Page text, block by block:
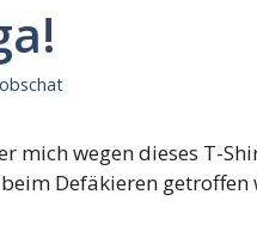
mich wegen dieses T-
Defäkieren getroffen